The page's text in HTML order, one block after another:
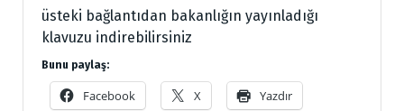
üsteki bağlantıdan bakanlığın yayınladığı
klavuzu indirebilirsiniz
Bunu paylaş:
Facebook X Yazdır